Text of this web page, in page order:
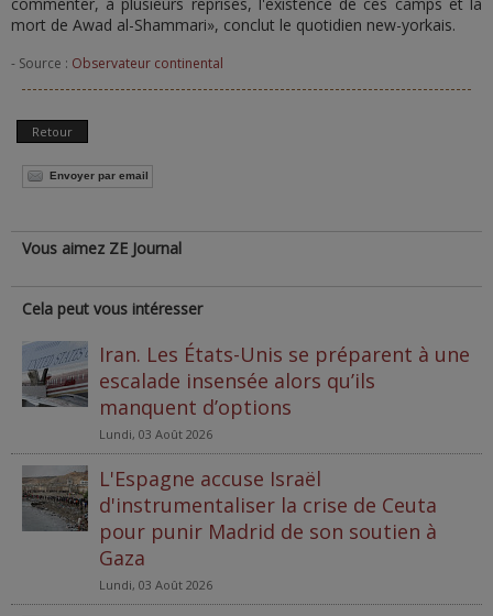
mort de Awad al-Shammari», conclut le quotidien new-yorkais.
- Source : Observateur continental
Retour
Envoyer par email
Vous aimez ZE Journal
Cela peut vous intéresser
Iran. Les États-Unis se préparent à une
escalade insensée alors qu’ils
manquent d’options
Lundi, 03 Août 2026
L'Espagne accuse Israël
d'instrumentaliser la crise de Ceuta
pour punir Madrid de son soutien à
Gaza
Lundi, 03 Août 2026